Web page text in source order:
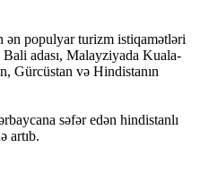
populyar turizm istiqamətləri
Bali adası, Malayziyada Kuala-
Gürcüstan və Hindistanın
səfər edən hindistanlı
artıb.